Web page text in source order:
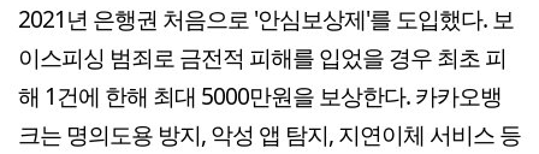
2021년 은행권 처음으로 '안심보상제'를 도입했다. 보
이스피싱 범죄로 금전적 피해를 입었을 경우 최초 피
해 1건에 한해 최대 5000만원을 보상한다. 카카오뱅
크는 명의도용 방지, 악성 앱 탐지, 지연이체 서비스 등